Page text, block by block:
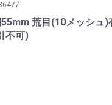
荒目(10メッシュ)
不可)